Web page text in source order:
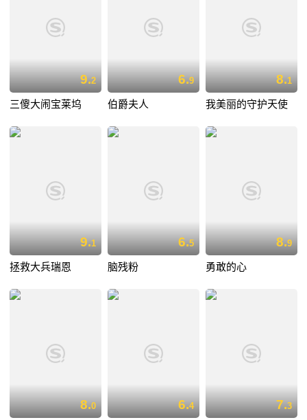
9.2
三傻大闹宝莱坞
6.9
伯爵夫人
8.1
我美丽的守护天使
9.1
拯救大兵瑞恩
6.5
脑残粉
8.9
勇敢的心
8.0 6.4 7.3